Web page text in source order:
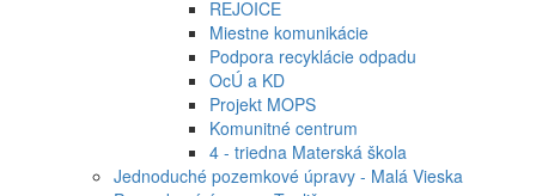
REJOICE
Miestne komunikácie
Podpora recyklácie odpadu
OcÚ a KD
Projekt MOPS
Komunitné centrum
4 - triedna Materská škola
Jednoduché pozemkové úpravy - Malá Vieska